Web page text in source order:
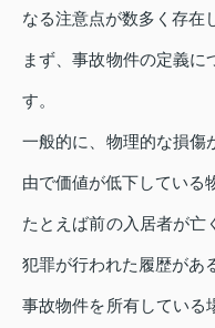
なる注意点が数多く存在
まず、事故物件の定義
す。
一般的に、物理的な損傷
由で価値が低下している
たとえば前の入居者が亡
犯罪が行われた履歴があ
事故物件を所有している